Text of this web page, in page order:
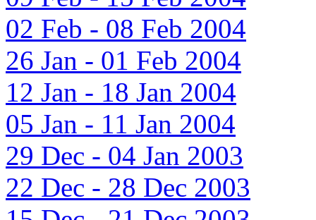
02 Feb - 08 Feb 2004
26 Jan - 01 Feb 2004
12 Jan - 18 Jan 2004
05 Jan - 11 Jan 2004
29 Dec - 04 Jan 2003
22 Dec - 28 Dec 2003